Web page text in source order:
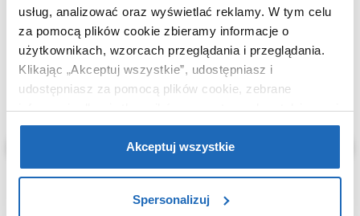
usług, analizować oraz wyświetlać reklamy. W tym celu
za pomocą plików cookie zbieramy informacje o
użytkownikach, wzorcach przeglądania i przeglądania.
Klikając „Akceptuj wszystkie”, udostępniasz i
udostępniasz za pomocą plików cookie, zebrane
informacje dla użytkowników zewnętrznych, a także nasi
partnerzy reklamowi.Jeśli chcesz, włącz „Tylko
wymagane pliki cookie”.Pamiętaj jednak, że
zablokowane niektóre pliki cookie mogą mieć wpływ na
Akceptuj wszystkie
Spersonalizuj